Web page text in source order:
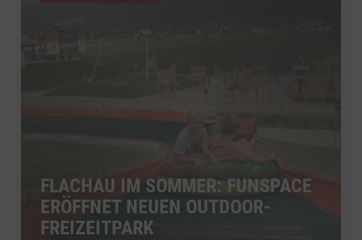
FLACHAU IM SOMMER: FUNSPACE
ERÖFFNET NEUEN OUTDOOR-
FREIZEITPARK